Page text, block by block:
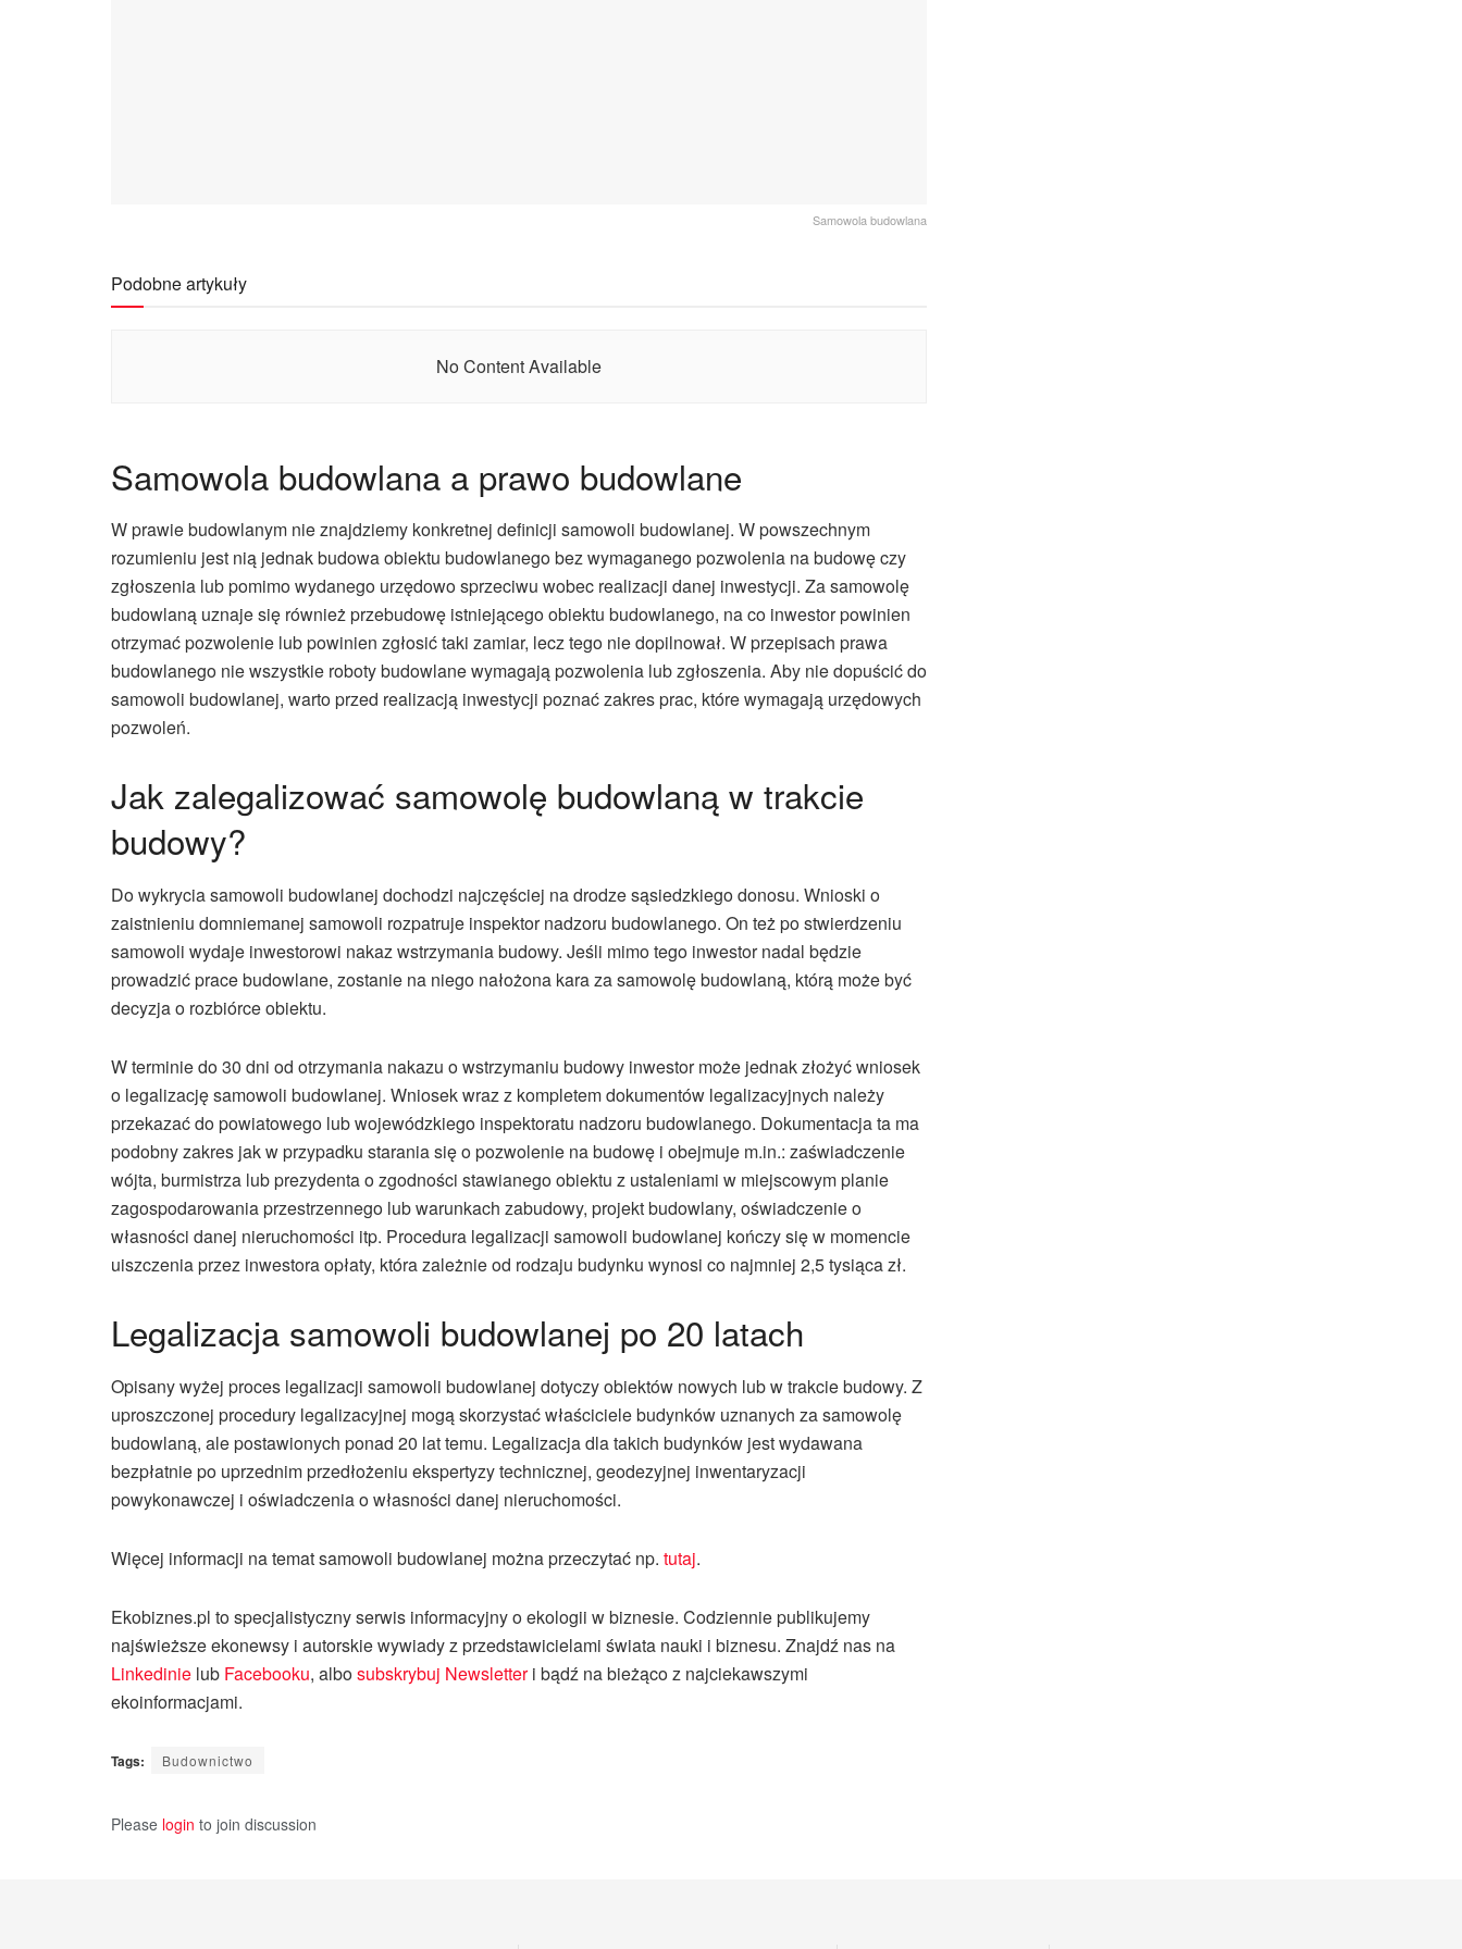
Samowola budowlana
Podobne artykuły
No Content Available
Samowola budowlana a prawo budowlane
W prawie budowlanym nie znajdziemy konkretnej definicji samowoli budowlanej. W powszechnym
rozumieniu jest nią jednak budowa obiektu budowlanego bez wymaganego pozwolenia na budowę czy
zgłoszenia lub pomimo wydanego urzędowo sprzeciwu wobec realizacji danej inwestycji. Za samowolę
budowlaną uznaje się również przebudowę istniejącego obiektu budowlanego, na co inwestor powinien
otrzymać pozwolenie lub powinien zgłosić taki zamiar, lecz tego nie dopilnował. W przepisach prawa
budowlanego nie wszystkie roboty budowlane wymagają pozwolenia lub zgłoszenia. Aby nie dopuścić do
samowoli budowlanej, warto przed realizacją inwestycji poznać zakres prac, które wymagają urzędowych
pozwoleń.
Jak zalegalizować samowolę budowlaną w trakcie
budowy?
Do wykrycia samowoli budowlanej dochodzi najczęściej na drodze sąsiedzkiego donosu. Wnioski o
zaistnieniu domniemanej samowoli rozpatruje inspektor nadzoru budowlanego. On też po stwierdzeniu
samowoli wydaje inwestorowi nakaz wstrzymania budowy. Jeśli mimo tego inwestor nadal będzie
prowadzić prace budowlane, zostanie na niego nałożona kara za samowolę budowlaną, którą może być
decyzja o rozbiórce obiektu.
W terminie do 30 dni od otrzymania nakazu o wstrzymaniu budowy inwestor może jednak złożyć wniosek
o legalizację samowoli budowlanej. Wniosek wraz z kompletem dokumentów legalizacyjnych należy
przekazać do powiatowego lub wojewódzkiego inspektoratu nadzoru budowlanego. Dokumentacja ta ma
podobny zakres jak w przypadku starania się o pozwolenie na budowę i obejmuje m.in.: zaświadczenie
wójta, burmistrza lub prezydenta o zgodności stawianego obiektu z ustaleniami w miejscowym planie
zagospodarowania przestrzennego lub warunkach zabudowy, projekt budowlany, oświadczenie o
własności danej nieruchomości itp. Procedura legalizacji samowoli budowlanej kończy się w momencie
uiszczenia przez inwestora opłaty, która zależnie od rodzaju budynku wynosi co najmniej 2,5 tysiąca zł.
Legalizacja samowoli budowlanej po 20 latach
Opisany wyżej proces legalizacji samowoli budowlanej dotyczy obiektów nowych lub w trakcie budowy. Z
uproszczonej procedury legalizacyjnej mogą skorzystać właściciele budynków uznanych za samowolę
budowlaną, ale postawionych ponad 20 lat temu. Legalizacja dla takich budynków jest wydawana
bezpłatnie po uprzednim przedłożeniu ekspertyzy technicznej, geodezyjnej inwentaryzacji
powykonawczej i oświadczenia o własności danej nieruchomości.
Więcej informacji na temat samowoli budowlanej można przeczytać np. tutaj.
Ekobiznes.pl to specjalistyczny serwis informacyjny o ekologii w biznesie. Codziennie publikujemy
najświeższe ekonewsy i autorskie wywiady z przedstawicielami świata nauki i biznesu. Znajdź nas na
Linkedinie lub Facebooku, albosubskrybuj Newsletteri bądź na bieżąco z najciekawszymi
ekoinformacjami.
Tags: Budownictwo
Please login to join discussion